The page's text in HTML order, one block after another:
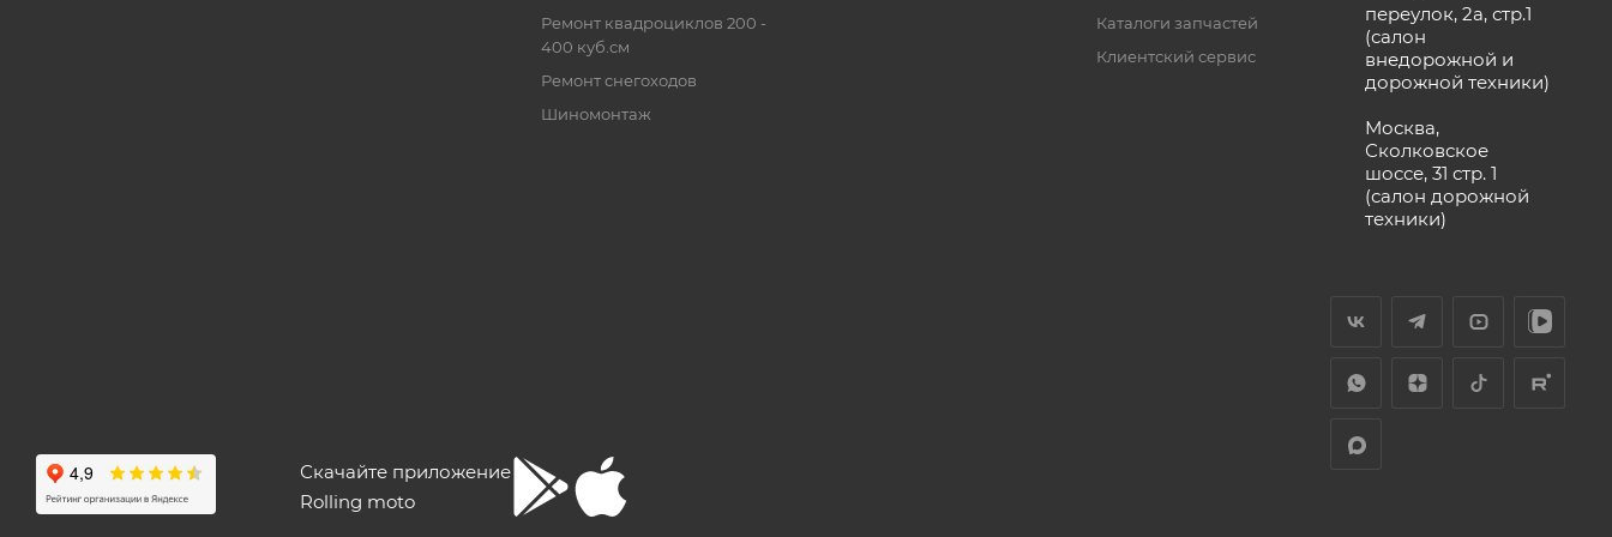
Ремонт квадроциклов 200 -
400 куб.см
Ремонт снегоходов
Шиномонтаж
Каталоги запчастей
Клиентский сервис
переулок, 2а, стр.1
(салон
внедорожной и
дорожной техники)
Москва,
Сколковское
шоссе, 31 стр. 1
(салон дорожной
техники)
Скачайте приложение
Rolling moto